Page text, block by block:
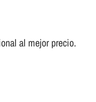
al mejor precio.